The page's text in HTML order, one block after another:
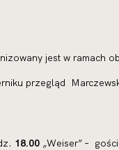
jest w ramach
przegląd
18.00 „Weiser” –